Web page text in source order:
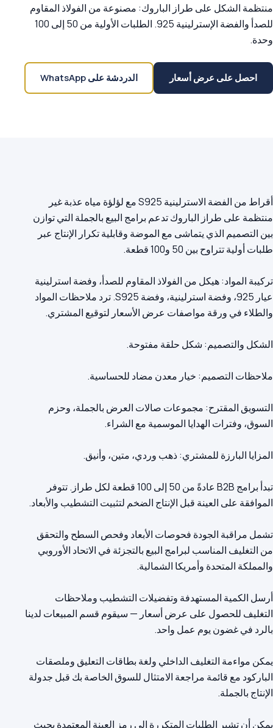
منتظمة الشكل على طراز الباروك: مصنوعة من الفولاذ المقاوم
للصدأ والفضة الإسترلينية 925. الطلبات الأولية من 50 إلى 100
وحدة.
احصل على عرض أسعار الدردشة على WhatsApp
أقراط من الفضة الاسترلينية S925 مع لؤلؤة مياه عذبة غير
منتظمة على طراز الباروك تدعم برامج البيع بالجملة التي توازن
بين التصميم الذي يتماشى مع الموضة وقابلية تكرار الإنتاج عبر
تركيبة المواد: هيكل من الفولاذ المقاوم للصدأ، وفضة استرلينية
عيار 925، وفضة استرلينية، وفضة S925. ترد ملاحظات المواد
التسويق المقترح: مجموعات صالات العرض بالجملة، وحزم
تبدأ برامج B2B عادةً من 50 إلى 100 قطعة لكل طراز. تتوفر
تشمل مراقبة الجودة فحوصات الأبعاد وفحص السطح والتحقق
من التغليف المناسب لبرامج البيع بالتجزئة في الاتحاد الأوروبي
أرسل الكمية المستهدفة وتفضيلات التشطيب وملاحظات
التغليف للحصول على عرض أسعار — سيقوم قسم المبيعات لدينا
يمكن مواءمة التغليف الداخلي ولغة بطاقات التعليق وملصقات
الباركود مع قائمة مراجعة الامتثال للسوق الخاصة بك قبل جدولة
يمكن أن تشير الطلبات المتكررة إلى رمز العينة المعتمدة بحيث